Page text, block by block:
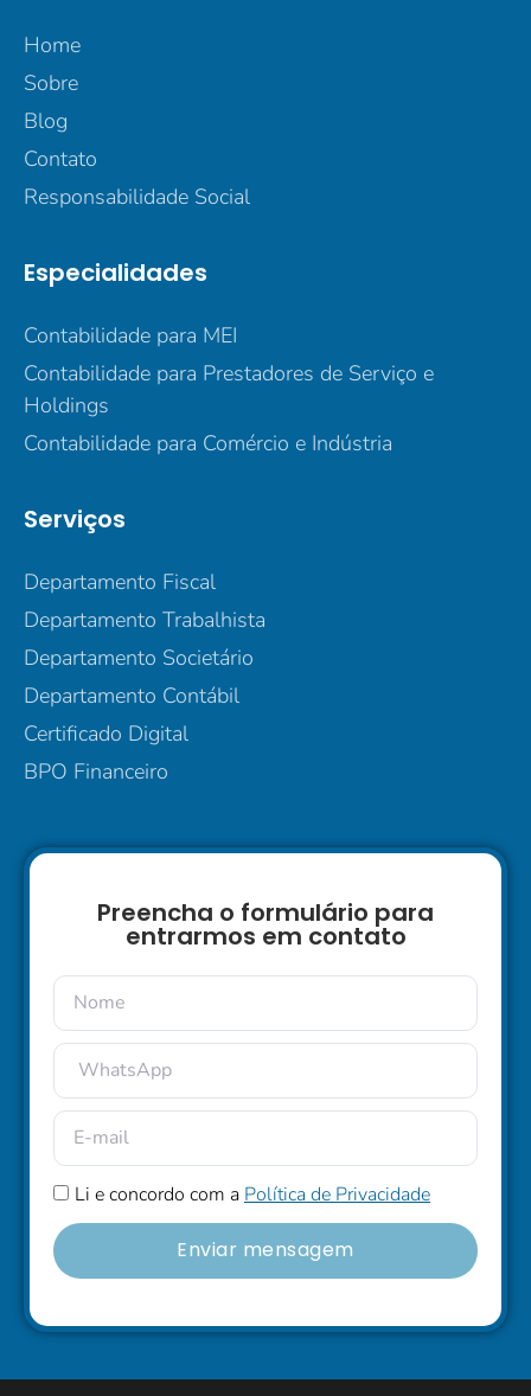
Home
Sobre
Blog
Contato
Responsabilidade Social
Especialidades
Contabilidade para MEI
Contabilidade para Prestadores de Serviço e
Holdings
Contabilidade para Comércio e Indústria
Serviços
Departamento Fiscal
Departamento Trabalhista
Departamento Societário
Departamento Contábil
Certificado Digital
BPO Financeiro
Preencha o formulário para
entrarmos em contato
Li e concordo com a Política de Privacidade
Enviar mensagem